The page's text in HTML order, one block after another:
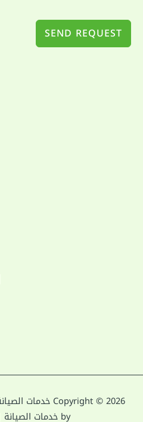
SEND REQUEST
by خدمات الصيانة |0551030094